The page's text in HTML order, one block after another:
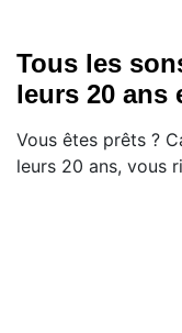
Tous les
leurs 20 ans
Vous êtes prêts ?
leurs 20 ans, vous